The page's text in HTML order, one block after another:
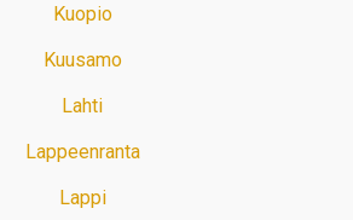
Kuopio
Kuusamo
Lahti
Lappeenranta
Lappi